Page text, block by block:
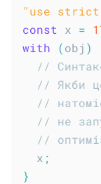
"use
const x =
with
(obj )
//
// Якби
//
// не
//
  x
;
}